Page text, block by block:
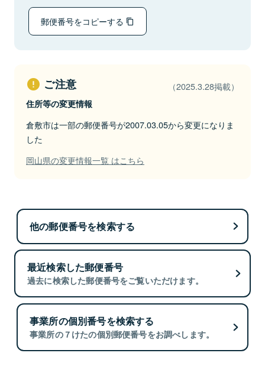
郵便番号をコピーする
ご注意 （2025.3.28掲載）
住所等の変更情報
倉敷市は一部の郵便番号が2007.03.05から変更になりま
した
岡山県の変更情報一覧 はこちら
他の郵便番号を検索する
最近検索した郵便番号
過去に検索した郵便番号をご覧いただけます。
事業所の個別番号を検索する
事業所の７けたの個別郵便番号をお調べします。